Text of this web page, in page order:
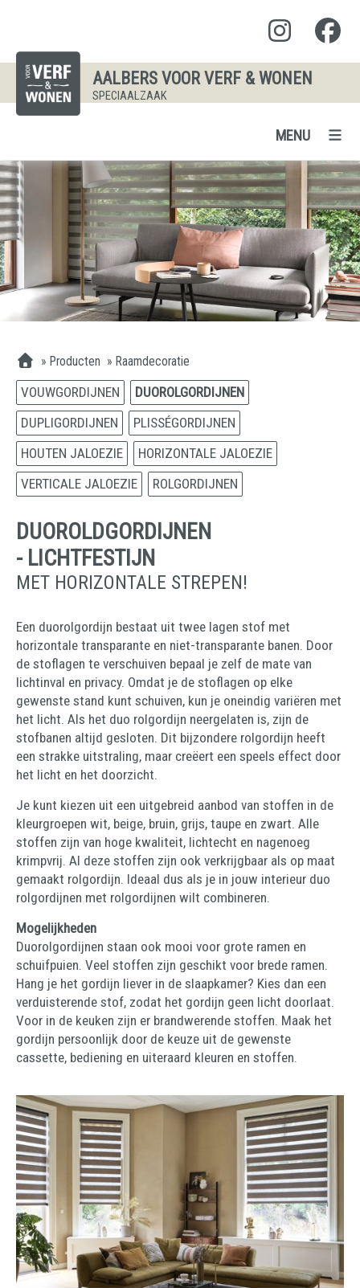
AALBERS VOOR VERF & WONEN
SPECIAALZAAK
MENU
» Producten » Raamdecoratie
VOUWGORDIJNEN
DUOROLGORDIJNEN
DUPLIGORDIJNEN
PLISSÉGORDIJNEN
HOUTEN JALOEZIE
HORIZONTALE JALOEZIE
VERTICALE JALOEZIE
ROLGORDIJNEN
DUOROLDGORDIJNEN
- LICHTFESTIJN
MET HORIZONTALE STREPEN!
Een duorolgordijn bestaat uit twee lagen stof met
horizontale transparante en niet-transparante banen. Door
de stoflagen te verschuiven bepaal je zelf de mate van
lichtinval en privacy. Omdat je de stoflagen op elke
gewenste stand kunt schuiven, kun je oneindig variëren met
het licht. Als het duo rolgordijn neergelaten is, zijn de
stofbanen altijd gesloten. Dit bijzondere rolgordijn heeft
een strakke uitstraling, maar creëert een speels effect door
het licht en het doorzicht.
Je kunt kiezen uit een uitgebreid aanbod van stoffen in de
kleurgroepen wit, beige, bruin, grijs, taupe en zwart. Alle
stoffen zijn van hoge kwaliteit, lichtecht en nagenoeg
krimpvrij. Al deze stoffen zijn ook verkrijgbaar als op maat
gemaakt rolgordijn. Ideaal dus als je in jouw interieur duo
rolgordijnen met rolgordijnen wilt combineren.
Mogelijkheden
Duorolgordijnen staan ook mooi voor grote ramen en
schuifpuien. Veel stoffen zijn geschikt voor brede ramen.
Hang je het gordijn liever in de slaapkamer? Kies dan een
verduisterende stof, zodat het gordijn geen licht doorlaat.
Voor in de keuken zijn er brandwerende stoffen. Maak het
gordijn persoonlijk door de keuze uit de gewenste
cassette, bediening en uiteraard kleuren en stoffen.